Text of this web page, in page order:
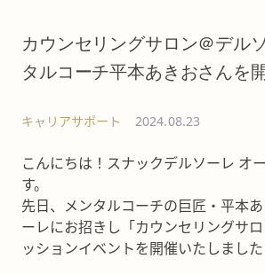
カウンセリングサロン＠デル
タルコーチ平本あきおさんを
キャリアサポート 2024.08.23
こんにちは！スナックデルソーレ オ
す。
先日、メンタルコーチの巨匠・平本
ーレにお招きし「カウンセリングサ
ッションイベントを開催いたしました